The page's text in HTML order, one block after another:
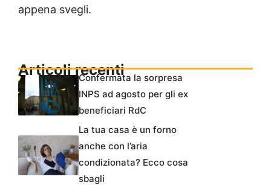
appena svegli.
Articoli recentiConfermata la sorpresa
INPS ad agosto per gli ex
beneficiari RdC
La tua casa è un forno
anche con l’aria
condizionata? Ecco cosa
sbagli